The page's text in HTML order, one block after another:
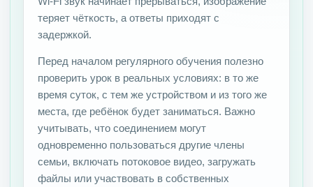
теряет чёткость, а ответы приходят с
задержкой.
Перед началом регулярного обучения полезно
проверить урок в реальных условиях: в то же
время суток, с тем же устройством и из того же
места, где ребёнок будет заниматься. Важно
учитывать, что соединением могут
одновременно пользоваться другие члены
семьи, включать потоковое видео, загружать
файлы или участвовать в собственных